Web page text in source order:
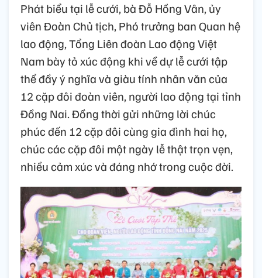
Phát biểu tại lễ cưới, bà Đỗ Hồng Vân, ủy
viên Đoàn Chủ tịch, Phó trưởng ban Quan hệ
lao động, Tổng Liên đoàn Lao động Việt
Nam bày tỏ xúc động khi về dự lễ cưới tập
thể đầy ý nghĩa và giàu tính nhân văn của
12 cặp đôi đoàn viên, người lao động tại tỉnh
Đồng Nai. Đồng thời gửi những lời chúc
phúc đến 12 cặp đôi cùng gia đình hai họ,
chúc các cặp đôi một ngày lễ thật trọn vẹn,
nhiều cảm xúc và đáng nhớ trong cuộc đời.